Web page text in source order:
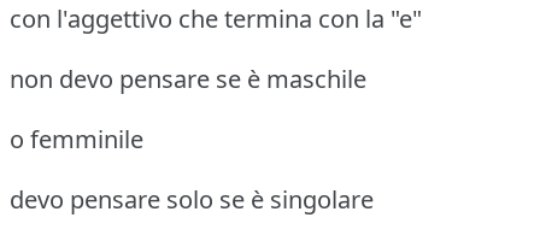
con l'aggettivo che termina con la "e"
non devo pensare se è maschile
o femminile
devo pensare solo se è singolare